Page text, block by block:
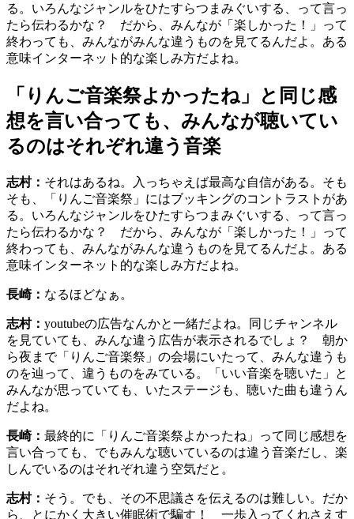
る。いろんなジャンルをひたすらつまみぐいする、って言っ
たら伝わるかな？ だから、みんなが「楽しかった！」って
終わっても、みんながみんな違うものを見てるんだよ。ある
意味インターネット的な楽しみ方だよね。
「りんご音楽祭よかったね」と同じ感
想を言い合っても、みんなが聴いてい
るのはそれぞれ違う音楽
志村： それはあるね。入っちゃえば最高な自信がある。そも
そも、「りんご音楽祭」にはブッキングのコントラストがあ
る。いろんなジャンルをひたすらつまみぐいする、って言っ
たら伝わるかな？ だから、みんなが「楽しかった！」って
終わっても、みんながみんな違うものを見てるんだよ。ある
意味インターネット的な楽しみ方だよね。
長崎： なるほどなぁ。
志村： youtubeの広告なんかと一緒だよね。同じチャンネル
を見ていても、みんな違う広告が表示されるでしょ？ 朝か
ら夜まで「りんご音楽祭」の会場にいたって、みんな違うも
のを辿って、違うものをみている。「いい音楽を聴いた」と
みんなが思っていても、いたステージも、聴いた曲も違うん
だよね。
長崎： 最終的に「りんご音楽祭よかったね」って同じ感想を
言い合っても、でもみんな聴いているのは違う音楽だし、楽
しんでいるのはそれぞれ違う空気だと。
志村： そう。でも、その不思議さを伝えるのは難しい。だか
ら、とにかく大きい催眠術で騙す！ 一歩入ってくれさえす